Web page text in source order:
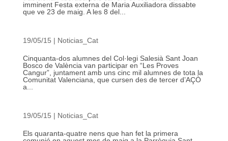
imminent Festa externa de Maria Auxiliadora dissabte
que ve 23 de maig. A les 8 del...
19/05/15 | Noticias_Cat
Cinquanta-dos alumnes del Col·legi Salesià Sant Joan
Bosco de València van participar en “Les Proves
Cangur”, juntament amb uns cinc mil alumnes de tota la
Comunitat Valenciana, que cursen des de tercer d’AÇÒ
a...
19/05/15 | Noticias_Cat
Els quaranta-quatre nens que han fet la primera